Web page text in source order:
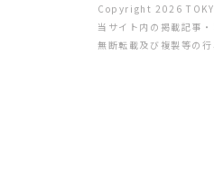
Copyright 2026
当サイト内の掲載記事
無断転載及び複製等の